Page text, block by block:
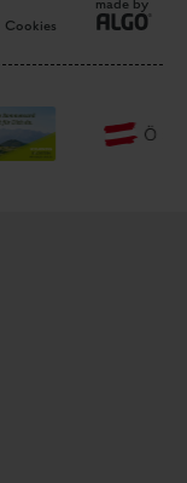
Cookies
made by